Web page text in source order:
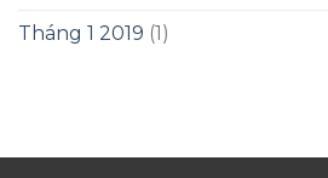
Tháng 1 2019 (1)